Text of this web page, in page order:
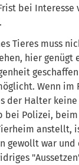
bei Interesse
Tieres muss
hier genügt
Wenn im
der Halter keine
bei Polizei,
anstellt,
gewollt war